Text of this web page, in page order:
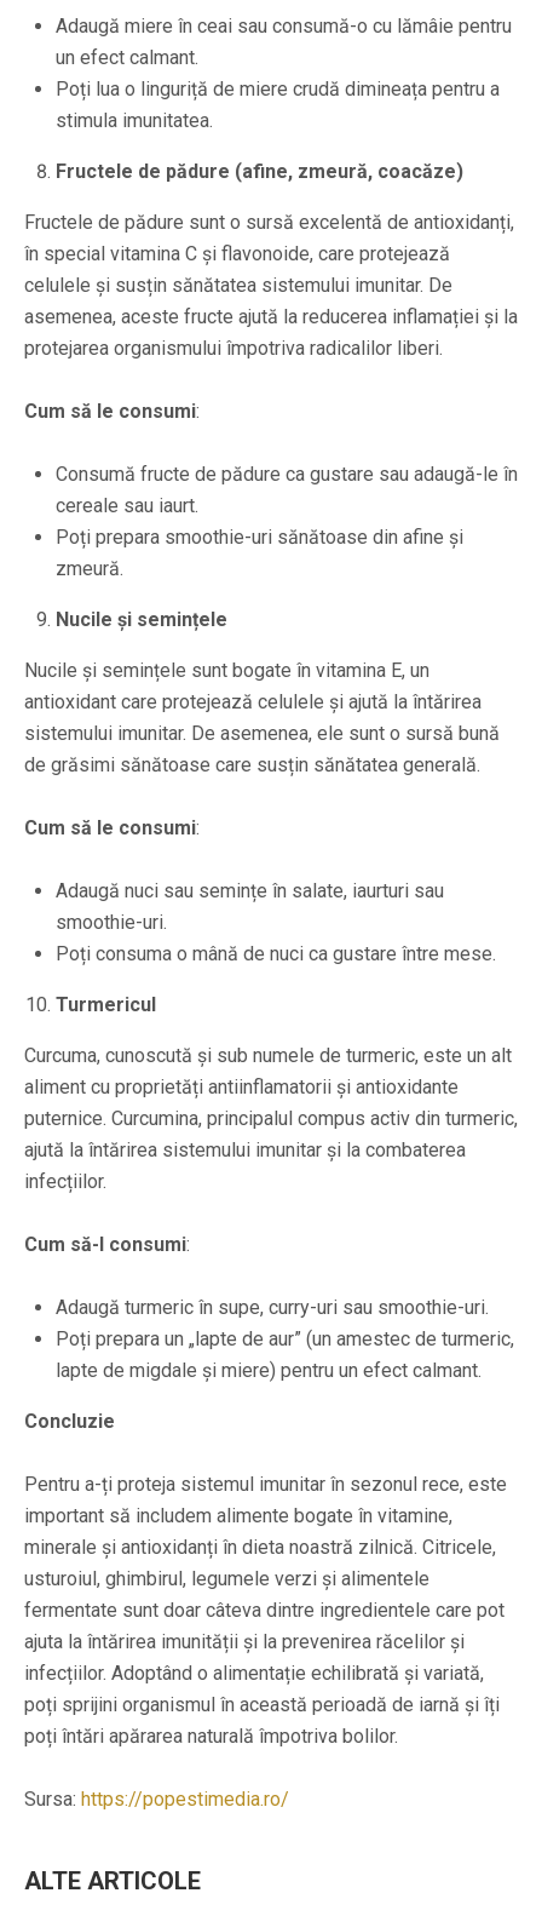
Adaugă miere în ceai sau consumă-o cu lămâie pentru
un efect calmant.
Poți lua o linguriță de miere crudă dimineața pentru a
stimula imunitatea.
Fructele de pădure (afine, zmeură, coacăze)
Fructele de pădure sunt o sursă excelentă de antioxidanți,
în special vitamina C și flavonoide, care protejează
celulele și susțin sănătatea sistemului imunitar. De
asemenea, aceste fructe ajută la reducerea inflamației și la
protejarea organismului împotriva radicalilor liberi.
Cum să le consumi:
Consumă fructe de pădure ca gustare sau adaugă-le în
cereale sau iaurt.
Poți prepara smoothie-uri sănătoase din afine și
zmeură.
Nucile și semințele
Nucile și semințele sunt bogate în vitamina E, un
antioxidant care protejează celulele și ajută la întărirea
sistemului imunitar. De asemenea, ele sunt o sursă bună
de grăsimi sănătoase care susțin sănătatea generală.
Cum să le consumi:
Adaugă nuci sau semințe în salate, iaurturi sau
smoothie-uri.
Poți consuma o mână de nuci ca gustare între mese.
Turmericul
Curcuma, cunoscută și sub numele de turmeric, este un alt
aliment cu proprietăți antiinflamatorii și antioxidante
puternice. Curcumina, principalul compus activ din turmeric,
ajută la întărirea sistemului imunitar și la combaterea
infecțiilor.
Cum să-l consumi:
Adaugă turmeric în supe, curry-uri sau smoothie-uri.
Poți prepara un „lapte de aur” (un amestec de turmeric,
lapte de migdale și miere) pentru un efect calmant.
Concluzie
Pentru a-ți proteja sistemul imunitar în sezonul rece, este
important să includem alimente bogate în vitamine,
minerale și antioxidanți în dieta noastră zilnică. Citricele,
usturoiul, ghimbirul, legumele verzi și alimentele
fermentate sunt doar câteva dintre ingredientele care pot
ajuta la întărirea imunității și la prevenirea răcelilor și
infecțiilor. Adoptând o alimentație echilibrată și variată,
poți sprijini organismul în această perioadă de iarnă și îți
poți întări apărarea naturală împotriva bolilor.
Sursa: https://popestimedia.ro/
ALTE ARTICOLE